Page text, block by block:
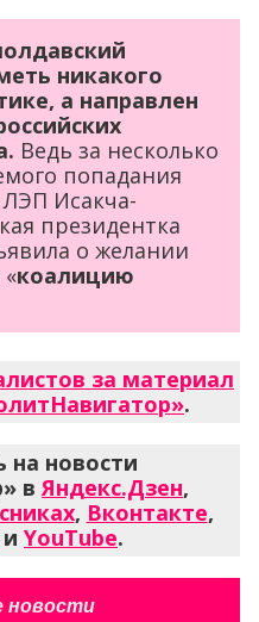
никакого
а направлен
Ведь за несколько
попадания
Исакча-
президентка
о желании
коалицию
за материал
.
новости
в Яндекс.Дзен,
, Вконтакте,
и YouTube.
новости